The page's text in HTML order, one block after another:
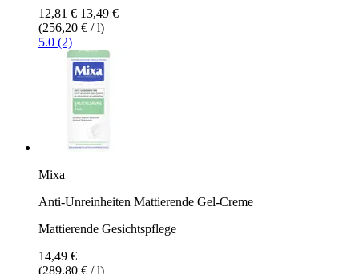
12,81 € 13,49 €
(256,20 € / l)
5.0 (2)
Mixa
Anti-Unreinheiten Mattierende Gel-Creme
Mattierende Gesichtspflege
14,49 €
(289,80 € / l)